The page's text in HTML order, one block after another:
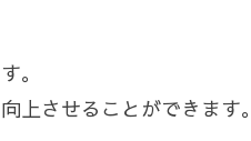
。
上させることができます。